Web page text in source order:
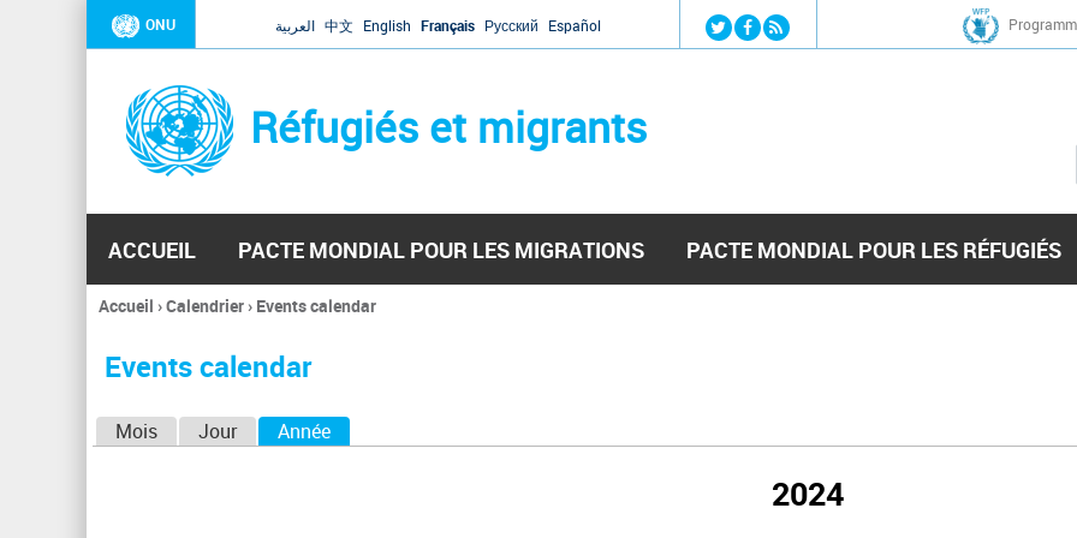
Jump to navigation
ONU العربية 中文 English Français Русский Español
Réfugiés et migrants
ACCUEIL PACTE MONDIAL POUR LES MIGRATIONS PACTE MONDIAL POUR LES RÉFUGIÉS
Vous
ici
Accueil ›Calendrier› Events calendar
Events calendar
Mois Jour Année
2024